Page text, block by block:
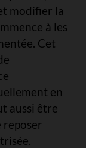
modifier la
à les
Cet
en
aussi être
reposer